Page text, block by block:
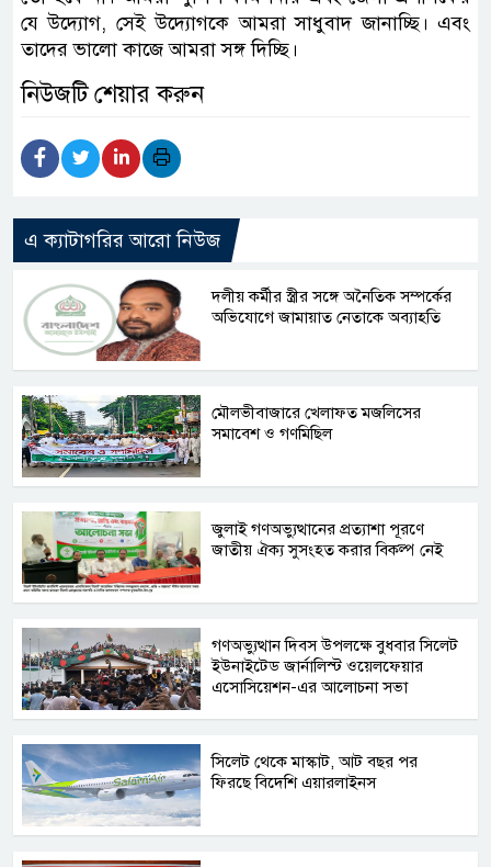
যে উদ্যোগ, সেই উদ্যোগকে আমরা সাধুবাদ জানাচ্ছি। এবং
তাদের ভালো কাজে আমরা সঙ্গ দিচ্ছি।
নিউজটি শেয়ার করুন
এ ক্যাটাগরির আরো নিউজ
দলীয় কর্মীর স্ত্রীর সঙ্গে অনৈতিক সম্পর্কের
অভিযোগে জামায়াত নেতাকে অব্যাহতি
মৌলভীবাজারে খেলাফত মজলিসের
সমাবেশ ও গণমিছিল
জুলাই গণঅভ্যুত্থানের প্রত্যাশা পূরণে
জাতীয় ঐক্য সুসংহত করার বিকল্প নেই
গণঅভ্যুত্থান দিবস উপলক্ষে বুধবার সিলেট
ইউনাইটেড জার্নালিস্ট ওয়েলফেয়ার
এসোসিয়েশন-এর আলোচনা সভা
সিলেট থেকে মাস্কাট, আট বছর পর
ফিরছে বিদেশি এয়ারলাইনস